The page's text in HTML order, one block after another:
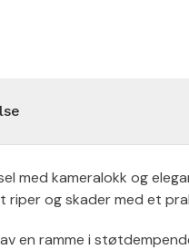
med kameralokk og
og skader med et
en ramme i